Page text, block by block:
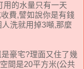
用的水量只有一天
費,譬如說你是有錢
洗就用掉3噸,那麼
豪宅?理面又住了幾
間是20平方米(公共